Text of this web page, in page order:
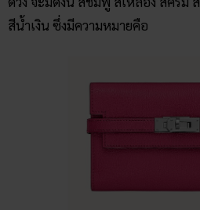
สีน้ำเงิน ซึ่งมีความหมายคือ